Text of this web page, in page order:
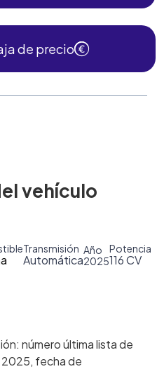
de precio
vehículo
Transmisión
Automática
Año
2025
Potencia
116 CV
número última lista de
fecha de